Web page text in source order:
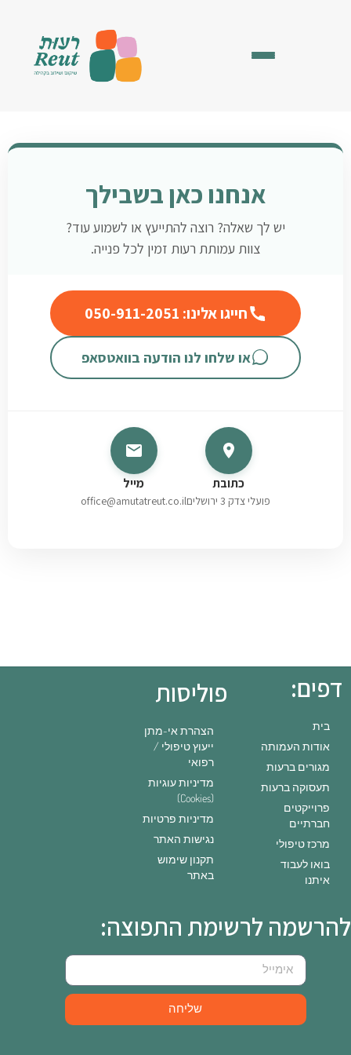
אנחנו כאן בשבילך
יש לך שאלה? רוצה להתייעץ או לשמוע עוד?
צוות עמותת רעות זמין לכל פנייה.
חייגו אלינו: 050-911-2051
או שלחו לנו הודעה בוואטסאפ
כתובת
פועלי צדק 3 ירושלים
מייל
office@amutatreut.co.il
דפים:
בית
אודות העמותה
מגורים ברעות
תעסוקה ברעות
פרוייקטים
חברתיים
מרכז טיפולי
בואו לעבוד
איתנו
פוליסות
הצהרת אי-מתן
ייעוץ טיפולי /
רפואי
מדיניות עוגיות
(Cookies)
מדיניות פרטיות
נגישות האתר
תקנון שימוש
באתר
להרשמה לרשימת התפוצה:
שליחה